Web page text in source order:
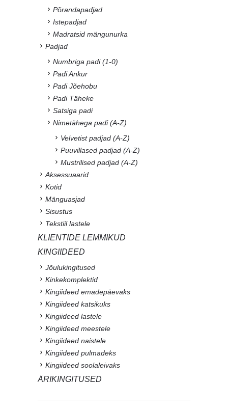
Põrandapadjad
Istepadjad
Madratsid mängunurka
Padjad
Numbriga padi (1-0)
Padi Ankur
Padi Jõehobu
Padi Täheke
Satsiga padi
Nimetähega padi (A-Z)
Velvetist padjad (A-Z)
Puuvillased padjad (A-Z)
Mustrilised padjad (A-Z)
Aksessuaarid
Kotid
Mänguasjad
Sisustus
Tekstiil lastele
KLIENTIDE LEMMIKUD
KINGIIDEED
Jõulukingitused
Kinkekomplektid
Kingiideed emadepäevaks
Kingiideed katsikuks
Kingiideed lastele
Kingiideed meestele
Kingiideed naistele
Kingiideed pulmadeks
Kingiideed soolaleivaks
ÄRIKINGITUSED